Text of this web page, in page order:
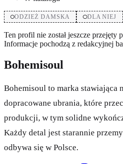
ODZIEŻ DAMSKA DLA NIEJ
Ten profil nie został jeszcze przejęty
Informacje pochodzą z redakcyjnej
Bohemisoul
Bohemisoul to marka stawiająca
dopracowane ubrania, które
produkcji, w tym solidne
Każdy detal jest starannie
odbywa się w Polsce.